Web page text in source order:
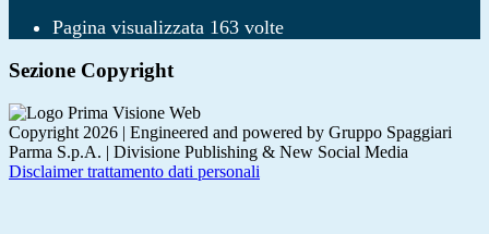
Pagina visualizzata 163 volte
Sezione Copyright
Copyright 2026 | Engineered and powered by Gruppo Spaggiari
Parma S.p.A. | Divisione Publishing & New Social Media
Disclaimer trattamento dati personali